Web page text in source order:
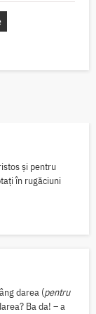
și pentru
în rugăciuni
darea (pentru
Ba da! – a